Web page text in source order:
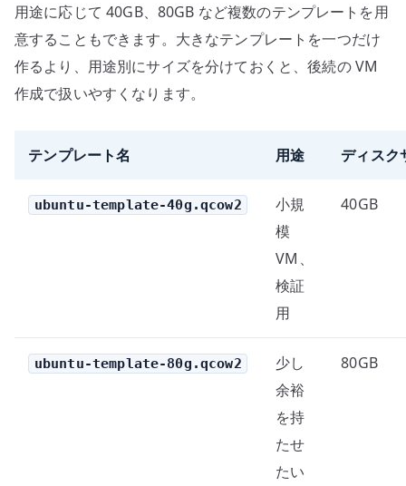
用途に応じて 40GB、80GB など複数のテンプレートを用
意することもできます。大きなテンプレートを一つだけ
作るより、用途別にサイズを分けておくと、後続の VM
作成で扱いやすくなります。
テンプレート名 用途 ディスク
ubuntu-template-40g.qcow2
小規
模
VM、
検証
用
40GB
ubuntu-template-80g.qcow2
少し
余裕
を持
たせ
たい
80GB